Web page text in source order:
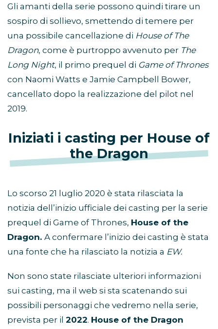
Gli amanti della serie possono quindi tirare un
sospiro di sollievo, smettendo di temere per
una possibile cancellazione di House of The
Dragon, come è purtroppo avvenuto per The
Long Night, il primo prequel di Game of Thrones
con Naomi Watts e Jamie Campbell Bower,
cancellato dopo la realizzazione del pilot nel
2019.
Iniziati i casting per House of
the Dragon
Lo scorso 21 luglio 2020 è stata rilasciata la
notizia dell’inizio ufficiale dei casting per la serie
prequel di Game of Thrones, House of the
Dragon. A confermare l’inizio dei casting è stata
una fonte che ha rilasciato la notizia a EW.
Non sono state rilasciate ulteriori informazioni
sui casting, ma il web si sta scatenando sui
possibili personaggi che vedremo nella serie,
prevista per il 2022. House of the Dragon